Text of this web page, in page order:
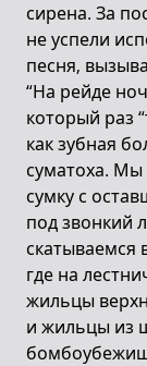
сирена. За
не успели
песня,
“На рейде
который раз
как зубная
суматоха.
сумку с
под звонкий
скатываемся
где на
жильцы
и жильцы из